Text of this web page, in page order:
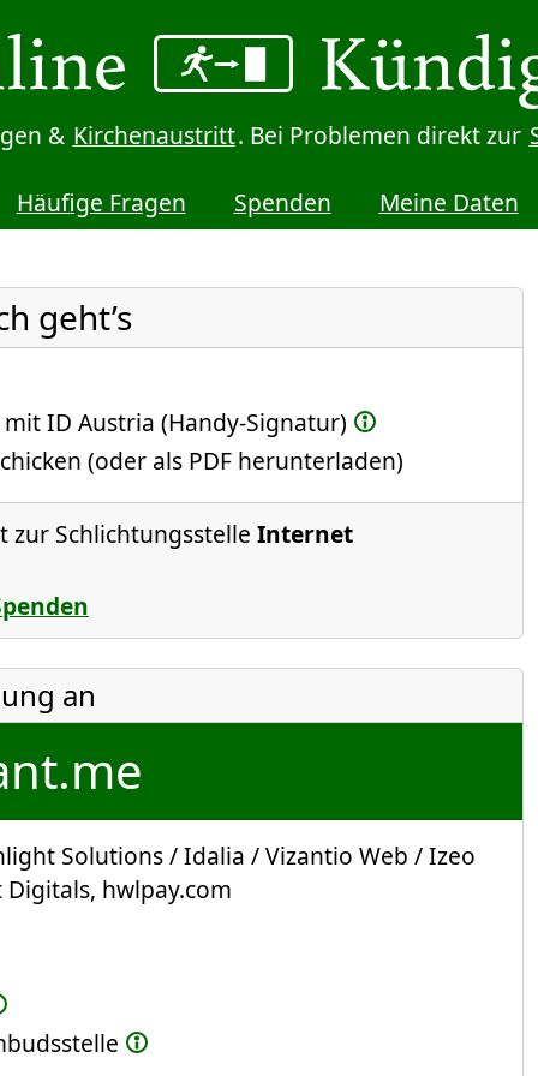
& Kirchenaustritt. Bei Problemen direkt zur
Häufige Fragen Spenden Meine Daten
geht’s
ID Austria (Handy-Signatur)
(oder als PDF herunterladen)
zur Schlichtungsstelle Internet
an
Solutions / Idalia / Vizantio Web / Izeo
Digitals, hwlpay.com